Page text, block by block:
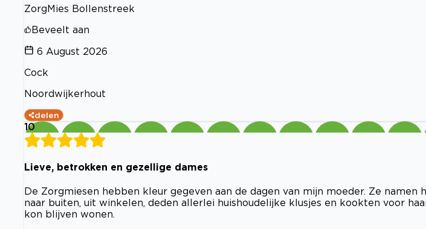
ZorgMies Bollenstreek
Beveelt aan
6 August 2026
Cock
Noordwijkerhout
delen
10
Lieve, betrokken en gezellige dames
De Zorgmiesen hebben kleur gegeven aan de dagen van mijn moeder. Ze namen
naar buiten, uit winkelen, deden allerlei huishoudelijke klusjes en kookten voor
kon blijven wonen.